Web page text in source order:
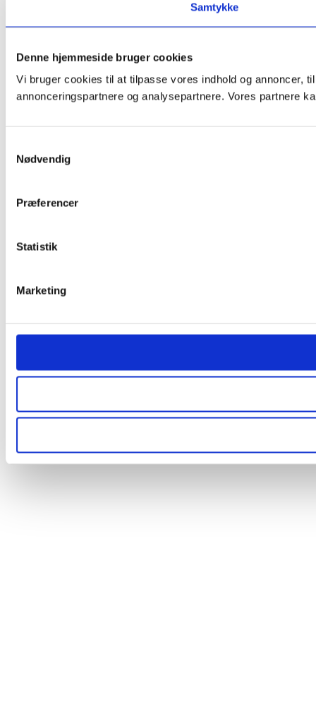
Samtykke
Denne hjemmeside bruger cookies
Vi bruger cookies til at tilpasse vores indhold og annoncer,
annonceringspartnere og analysepartnere. Vores partnere
Nødvendig
Præferencer
Statistik
Marketing